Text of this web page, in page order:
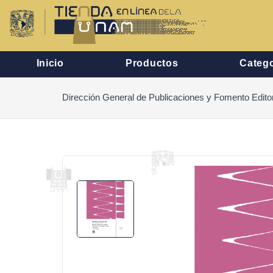
Inicio Productos
Dirección General de Publicaciones y Fomento